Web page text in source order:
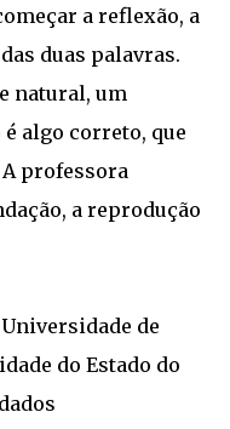
a reflexão, a
duas palavras.
natural, um
algo correto, que
professora
a reprodução
de
do Estado do